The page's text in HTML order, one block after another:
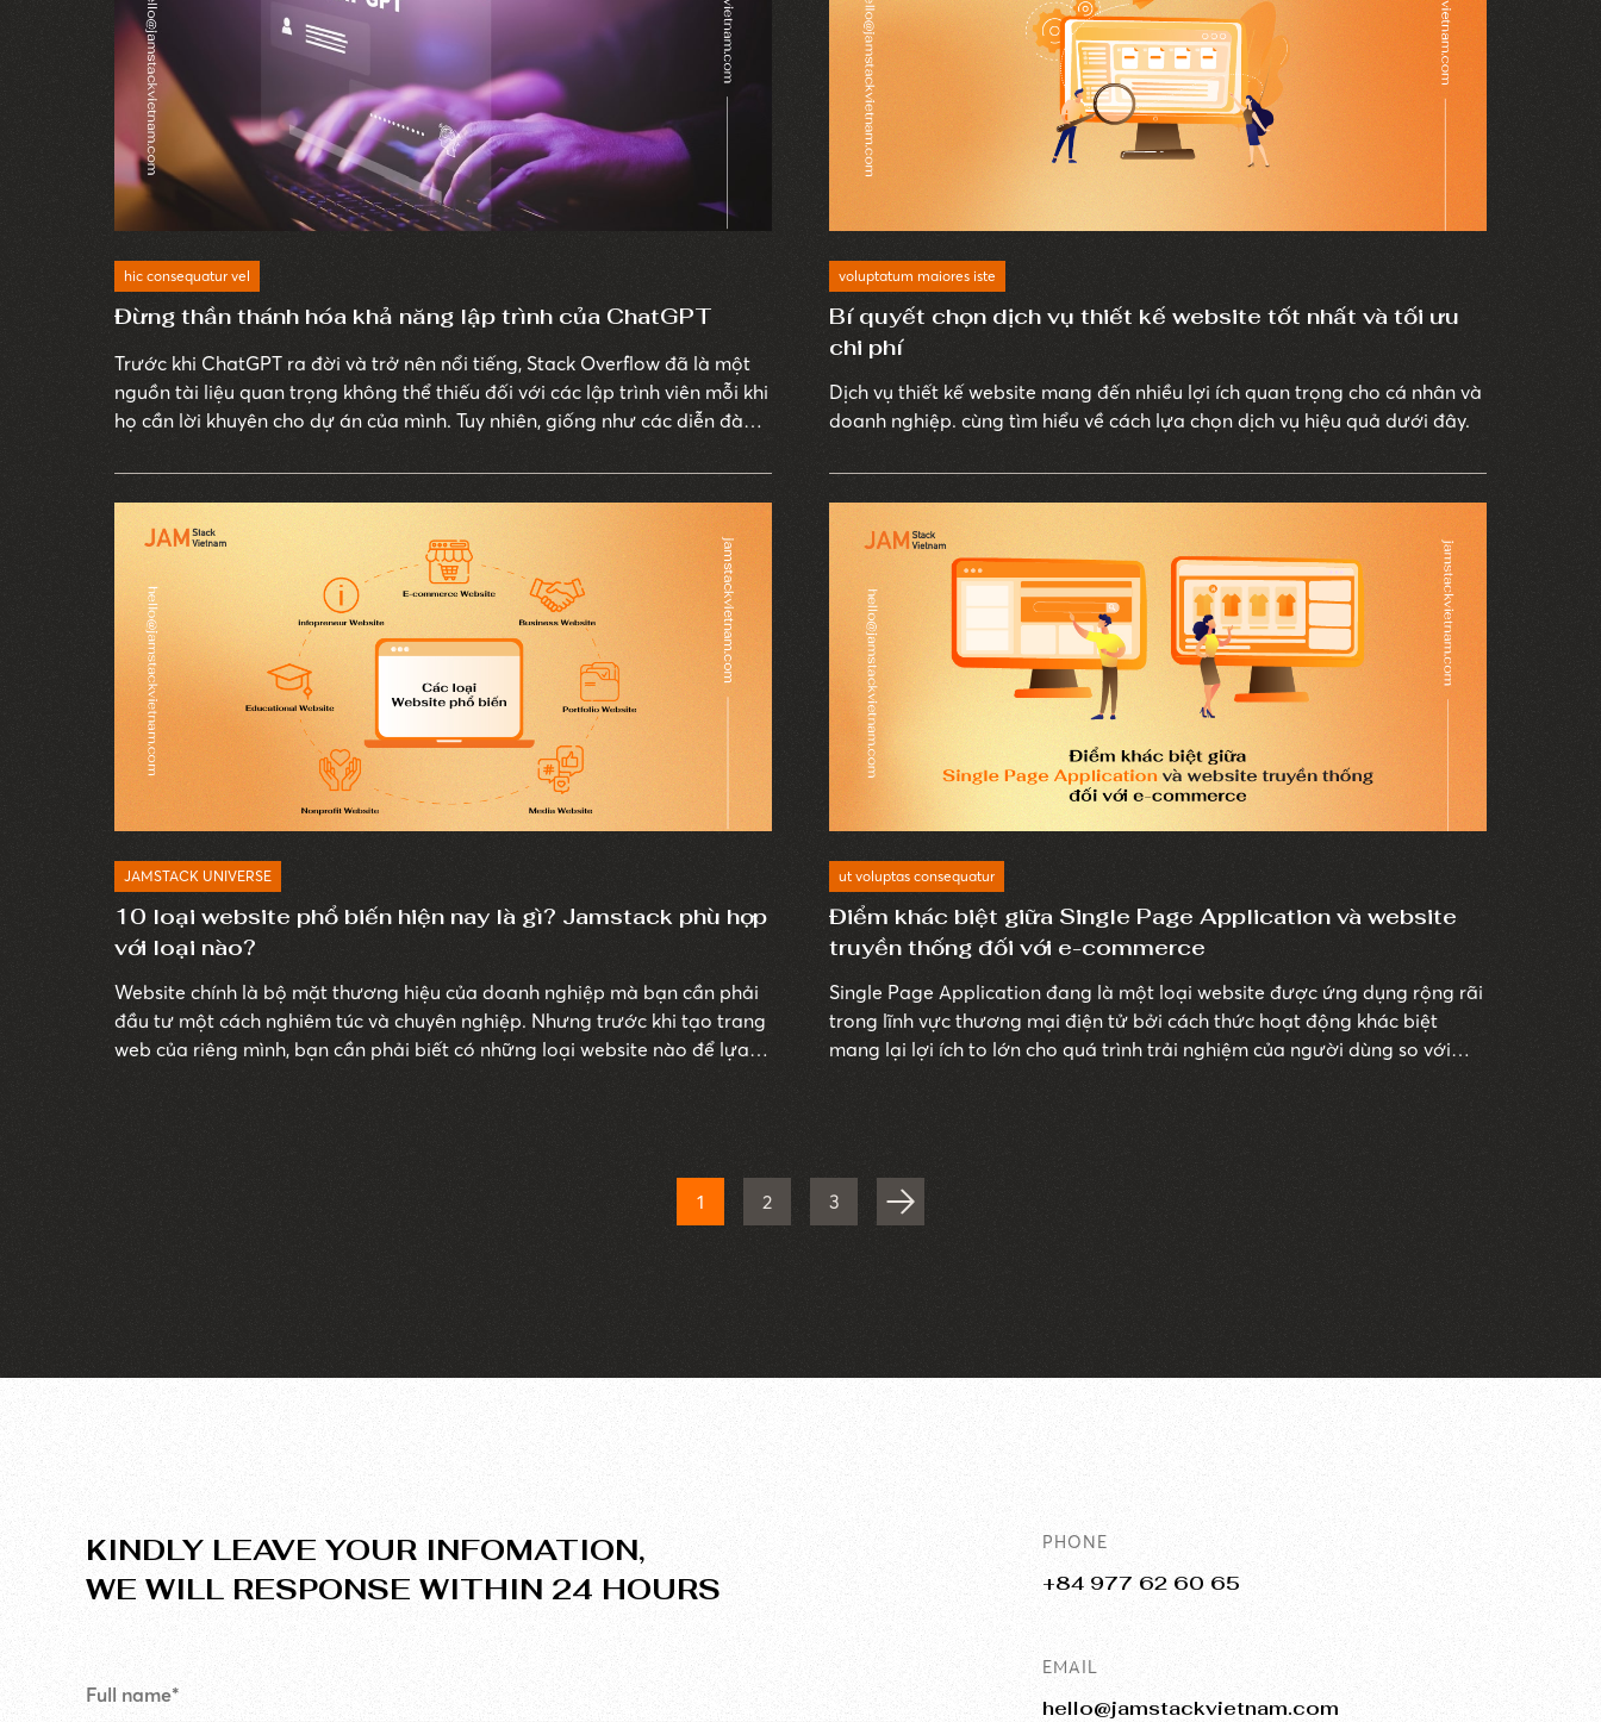
hic consequatur vel
Đừng thần thánh hóa khả năng lập trình của ChatGPT
Trước khi ChatGPT ra đời và trở nên nổi tiếng, Stack Overflow đã là một
nguồn tài liệu quan trọng không thể thiếu đối với các lập trình viên mỗi khi
họ cần lời khuyên cho dự án của mình. Tuy nhiên, giống như các diễn đàn
những người biết về vấn đề mà họ đang đối diện.
voluptatum maiores iste
Bí quyết chọn dịch vụ thiết kế website tốt nhất và tối ưu
chi phí
Dịch vụ thiết kế website mang đến nhiều lợi ích quan trọng cho cá nhân và
doanh nghiệp. cùng tìm hiểu về cách lựa chọn dịch vụ hiệu quả dưới đây.
JAMSTACK UNIVERSE
10 loại website phổ biến hiện nay là gì? Jamstack phù hợp
với loại nào?
Website chính là bộ mặt thương hiệu của doanh nghiệp mà bạn cần phải
đầu tư một cách nghiêm túc và chuyên nghiệp. Nhưng trước khi tạo trang
web của riêng mình, bạn cần phải biết có những loại website nào để lựa
ut voluptas consequatur
Điểm khác biệt giữa Single Page Application và website
truyền thống đối với e-commerce
Single Page Application đang là một loại website được ứng dụng rộng rãi
trong lĩnh vực thương mại điện tử bởi cách thức hoạt động khác biệt
mang lại lợi ích to lớn cho quá trình trải nghiệm của người dùng so với
1 2 3
KINDLY LEAVE YOUR INFOMATION,
WE WILL RESPONSE WITHIN 24 HOURS
PHONE
+84 977 62 60 65
EMAIL
hello@jamstackvietnam.com